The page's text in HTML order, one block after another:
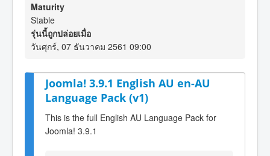
Maturity
Stable
รุ่นนี้ถูกปล่อยเมื่อ
วันศุกร์, 07 ธันวาคม 2561 09:00
Joomla! 3.9.1 English AU en-AU
Language Pack (v1)
This is the full English AU Language Pack for
Joomla! 3.9.1